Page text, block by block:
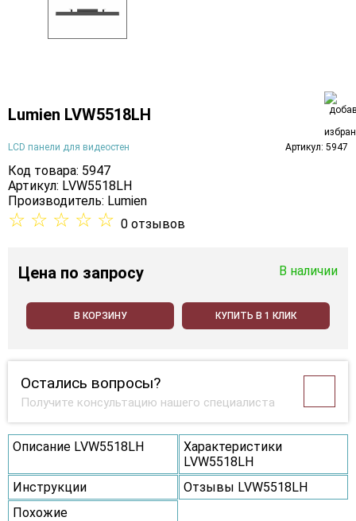
Lumien LVW5518LH
LCD панели для видеостен Артикул: 5947
Код товара: 5947
Артикул: LVW5518LH
Производитель: Lumien
☆ ☆ ☆ ☆ ☆ 0 отзывов
Цена по запросу В наличии
В КОРЗИНУ КУПИТЬ В 1 КЛИК
Остались вопросы?
Получите консультацию нашего специалиста
Описание LVW5518LH
Характеристики
LVW5518LH
Инструкции
Отзывы LVW5518LH
Похожие